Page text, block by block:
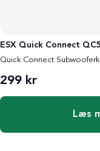
ESX Quick Connect
Quick Connect
299 kr
Læs